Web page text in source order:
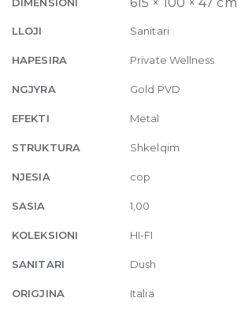
functions,
on/off
246
Gold
quantity
LLOJI Sanitari
HAPESIRA Private Wellness
NGJYRA Gold PVD
EFEKTI Metal
STRUKTURA Shkelqim
NJESIA cop
SASIA 1,00
KOLEKSIONI HI-FI
SANITARI Dush
ORIGJINA Italia